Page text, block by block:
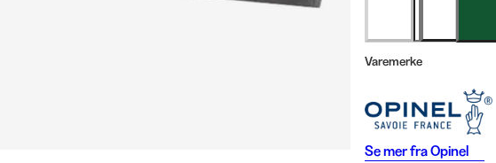
Varemerke
Se mer fraOpinel